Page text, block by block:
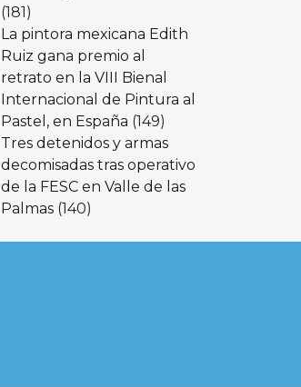
(181)
La pintora mexicana Edith
Ruiz gana premio al
retrato en la VIII Bienal
Internacional de Pintura al
Pastel, en España (149)
Tres detenidos y armas
decomisadas tras operativo
de la FESC en Valle de las
Palmas (140)